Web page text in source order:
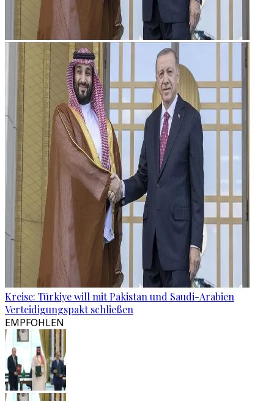
Kreise: Türkiye will mit Pakistan und Saudi-Arabien
Verteidigungspakt schließen
EMPFOHLEN